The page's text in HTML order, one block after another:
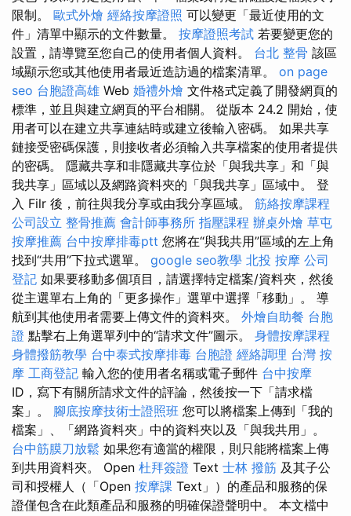
限制。 歐式外燴 經絡按摩證照 可以變更「最近使用的文
件」清單中顯示的文件數量。 按摩證照考試 若要變更您的
設置，請導覽至您自己的使用者個人資料。 台北 整骨 該區
域顯示您或其他使用者最近造訪過的檔案清單。 on page
seo 台胞證高雄 Web 婚禮外燴 文件格式定義了開發網頁的
標準，並且與建立網頁的平台相關。 從版本 24.2 開始，使
用者可以在建立共享連結時或建立後輸入密碼。 如果共享
鏈接受密碼保護，則接收者必須輸入共享檔案的使用者提供
的密碼。 隱藏共享和非隱藏共享位於「與我共享」和「與
我共享」區域以及網路資料夾的「與我共享」區域中。 登
入 Filr 後，前往與我分享或由我分享區域。 筋絡按摩課程
公司設立 整骨推薦 會計師事務所 指壓課程 辦桌外燴 草屯
按摩推薦 台中按摩排毒ptt 您將在“與我共用”區域的左上角
找到“共用”下拉式選單。 google seo教學 北投 按摩 公司
登記 如果要移動多個項目，請選擇特定檔案/資料夾，然後
從主選單右上角的「更多操作」選單中選擇「移動」。 導
航到其他使用者需要上傳文件的資料夾。 外燴自助餐 台胞
證 點擊右上角選單列中的“請求文件”圖示。 身體按摩課程
身體撥筋教學 台中泰式按摩排毒 台胞證 經絡調理 台灣 按
摩 工商登記 輸入您的使用者名稱或電子郵件 台中按摩
ID，寫下有關所請求文件的評論，然後按一下「請求檔
案」。 腳底按摩技術士證照班 您可以將檔案上傳到「我的
檔案」、「網路資料夾」中的資料夾以及「與我共用」。
台中筋膜刀放鬆 如果您有適當的權限，則只能將檔案上傳
到共用資料夾。 Open 杜拜簽證 Text 士林 撥筋 及其子公
司和授權人（「Open 按摩課 Text」）的產品和服務的保
證僅包含在此類產品和服務的明確保證聲明中。 本文檔中